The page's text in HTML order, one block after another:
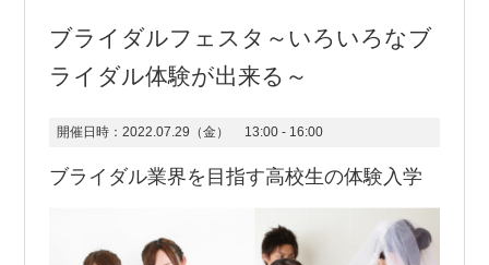
ブライダルフェスタ～いろいろなブ
ライダル体験が出来る～
開催日時： 2022.07.29（金） 13:00 - 16:00
ブライダル業界を目指す高校生の体験入学